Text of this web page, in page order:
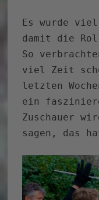
Es wurde
damit die
So
viel Zeit
letzten
ein
Zuschauer
sagen, das